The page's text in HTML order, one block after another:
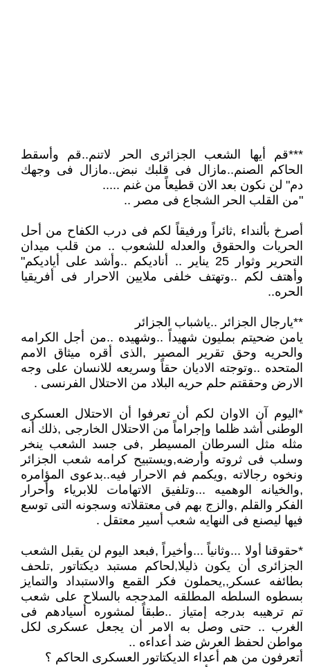
***قم أيها الشعب الجزائرى الحر لاتنم..قم وأسقط
الحاكم الصنم..مازال فى قلبك نبض..مازال فى وجهك
دم" لن نكون بعد الان قطيعاً من غنم .....
"من القلب الحر الشجاع فى مصر ..
أصرخ بألنداء ,ثائراً ورفيقاً لكم فى درب الكفاح من أحل
الحريات والحقوق والعدله للشعوب .. من قلب ميدان
التحرير وثوار 25 يناير .. أناديكم ..وأشد على أياديكم"
وأهتف لكم ..وتهتف خلفى ملايين الاحرار فى أفريقيا
الحره..
**يارجال الجزائر ..ياشباب الجزائر
يامن ضحيتم بمليون شهيداً ..وشهيده ..من أجل الكرامه
والحريه وحق تقرير المصير ,الذى أقره ميثاق الامم
المتحده ..وتوجته الاديان حقاً وسريعه للانسان على وجه
الارض وحققتم حلم حريه البلاد من الاحتلال الفرنسى .
*اليوم آن الاوان لكم أن تعرفوا أن الاحتلال العسكرى
الوطنى أشد ظلما وإجراماً من الاحتلال الخارجى ,ذلك أنه
مثله مثل السرطان المسيطر ,فى جسد الشعب ينخر
وسلب فى ثروته وأرضه,ويستبيح كرامه شعب الجزائر
ونخوه رجالاته ,ويكمم فم الاحرار فيه..بدعوى المؤامره
,والخيانه الوهميه ...وتلفيق الاتهامات للابرياء وأحرار
الفكر والقلم ,والزج بهم فى معتقلاته وسجونه التى توسع
فيها ليصنع فى النهايه شعب أسير معتقل .
*حقوقنا أولا ...وثانياً ...وأخيراً ,فبعد اليوم لن يقبل الشعب
الجزائرى أن يكون ذليلا,لحاكم مستبد ديكتاتور ,تلحف
بطائفه عسكر,,يحملون فكر القمع والاستبداد والتمايز
بسطوه السلطه المطلقه المدججه بالسلاح على شعب
تم ترهيبه بدرجه إمتياز ..طبقاً لمشوره أسيادهم فى
الغرب .. حتى وصل به الامر أن يجعل عسكرى لكل
مواطن لحفظ العرش ضد أعداءه ..
أتعرفون من هم أعداء الديكتاتور العسكرى الحاكم ؟